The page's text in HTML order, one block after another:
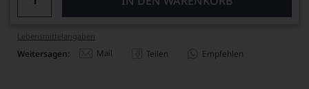
Lebensmittel­angaben
Weitersagen: Mail Teilen Empfehlen